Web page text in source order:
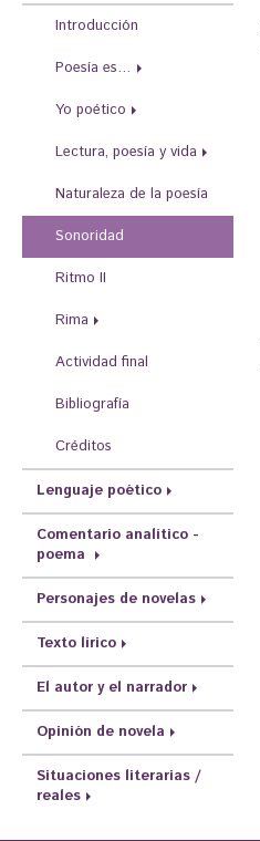
Introducción
Poesía es…
Yo poético
Lectura, poesía y vida
Naturaleza de la poesía
Sonoridad
Ritmo II
Rima
Actividad final
Bibliografía
Créditos
Lenguaje poético
Comentario analítico -
poema
Personajes de novelas
Texto lírico
El autor y el narrador
Opinión de novela
Situaciones literarias /
reales